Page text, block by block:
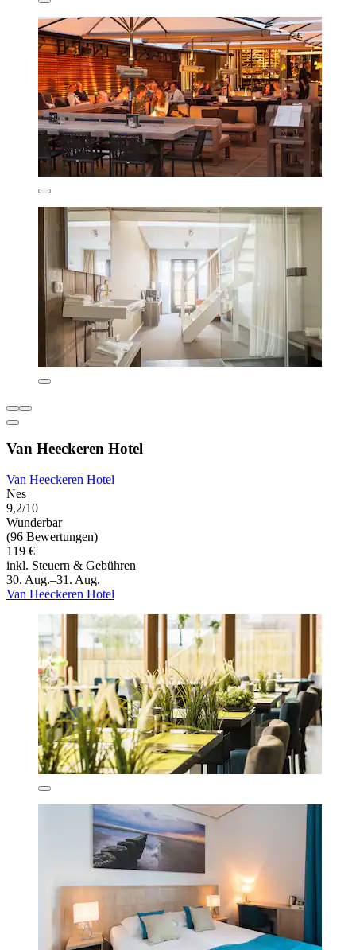
Van Heeckeren Hotel
Van Heeckeren Hotel
Nes
9,2/10
Wunderbar
(96 Bewertungen)
119 €
inkl. Steuern & Gebühren
30. Aug.–31. Aug.
Van Heeckeren Hotel